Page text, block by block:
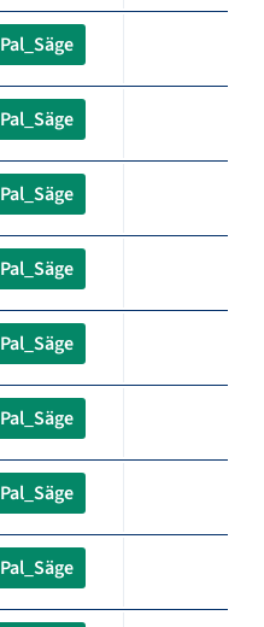
Pal_Säge
Pal_Säge
Pal_Säge
Pal_Säge
Pal_Säge
Pal_Säge
Pal_Säge
Pal_Säge